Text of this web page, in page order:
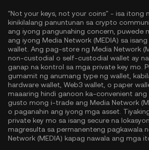
"Not your keys, not your coins" - isa itong
kinikilalang panuntunan sa crypto
ang iyong pangunahing concern, puwede
ang iyong Media Network (MEDIA) sa
wallet. Ang pag-store ng Media Network
non-custodial o self-custodial wallet ay
ganap na kontrol sa mga private key mo.
gumamit ng anumang type ng wallet,
hardware wallet, Web3 wallet, o paper
maaaring hindi ganoon ka-convenient
gusto mong i-trade ang Media Network
o paganahin ang iyong mga asset.
private key mo sa isang secure na
magresulta sa permanenteng pagkawala
Network (MEDIA) kapag nawala ang mga